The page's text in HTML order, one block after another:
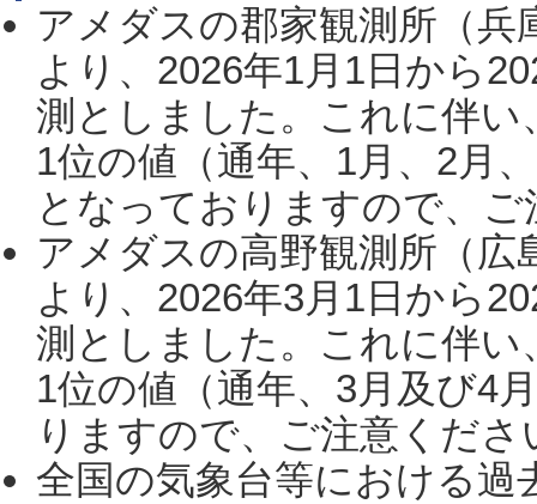
アメダスの郡家観測所（
より、2026年1月1日から
測としました。これに伴い
1位の値（通年、1月、2月
となっておりますので、
アメダスの高野観測所（
より、2026年3月1日から
測としました。これに伴い
1位の値（通年、3月及び4
りますので、ご注意くだ
全国の気象台等における過